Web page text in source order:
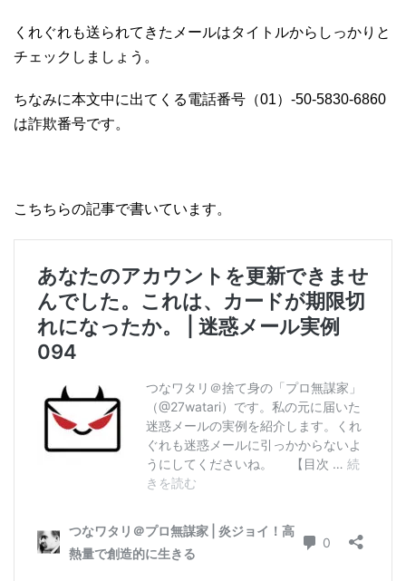
くれぐれも送られてきたメールはタイトルからしっかりと
チェックしましょう。
ちなみに本文中に出てくる電話番号（01）-50-5830-6860
は詐欺番号です。
こちちらの記事で書いています。